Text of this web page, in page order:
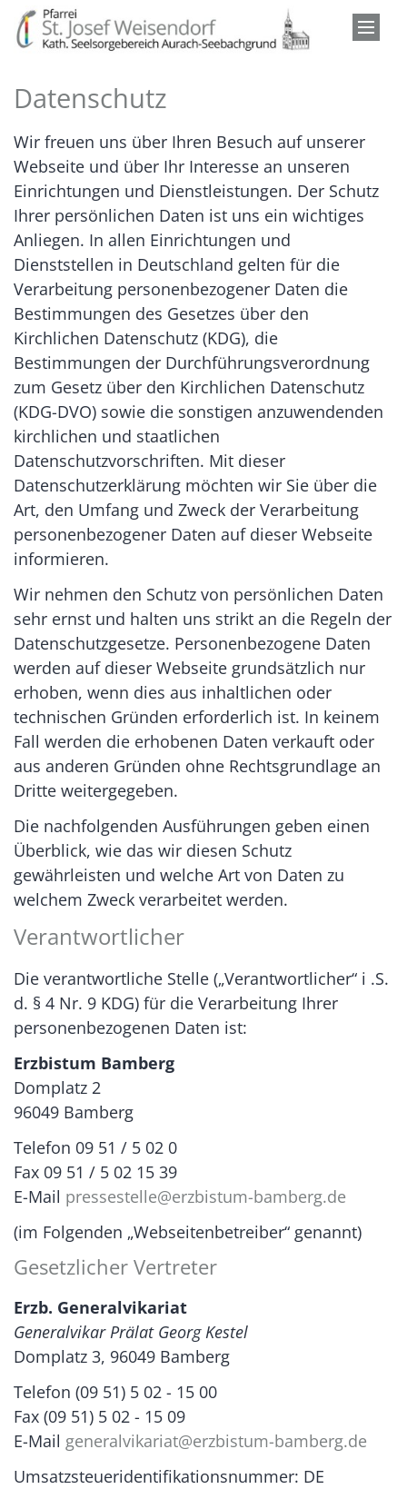
Zum Inhalt springen
Datenschutz
Wir freuen uns über Ihren Besuch auf unserer
Webseite und über Ihr Interesse an unseren
Einrichtungen und Dienstleistungen. Der Schutz
Ihrer persönlichen Daten ist uns ein wichtiges
Anliegen. In allen Einrichtungen und
Dienststellen in Deutschland gelten für die
Verarbeitung personenbezogener Daten die
Bestimmungen des Gesetzes über den
Kirchlichen Datenschutz (KDG), die
Bestimmungen der Durchführungsverordnung
zum Gesetz über den Kirchlichen Datenschutz
(KDG-DVO) sowie die sonstigen anzuwendenden
kirchlichen und staatlichen
Datenschutzvorschriften. Mit dieser
Datenschutzerklärung möchten wir Sie über die
Art, den Umfang und Zweck der Verarbeitung
personenbezogener Daten auf dieser Webseite
informieren.
Wir nehmen den Schutz von persönlichen Daten
sehr ernst und halten uns strikt an die Regeln der
Datenschutzgesetze. Personenbezogene Daten
werden auf dieser Webseite grundsätzlich nur
erhoben, wenn dies aus inhaltlichen oder
technischen Gründen erforderlich ist. In keinem
Fall werden die erhobenen Daten verkauft oder
aus anderen Gründen ohne Rechtsgrundlage an
Dritte weitergegeben.
Die nachfolgenden Ausführungen geben einen
Überblick, wie das wir diesen Schutz
gewährleisten und welche Art von Daten zu
welchem Zweck verarbeitet werden.
Verantwortlicher
Die verantwortliche Stelle („Verantwortlicher“ i .S.
d. § 4 Nr. 9 KDG) für die Verarbeitung Ihrer
personenbezogenen Daten ist:
Erzbistum Bamberg
Domplatz 2
96049 Bamberg
Telefon 09 51 / 5 02 0
Fax 09 51 / 5 02 15 39
E-Mail pressestelle@erzbistum-bamberg.de
(im Folgenden „Webseitenbetreiber“ genannt)
Gesetzlicher Vertreter
Erzb. Generalvikariat
Generalvikar Prälat Georg Kestel
Domplatz 3, 96049 Bamberg
Telefon (09 51) 5 02 - 15 00
Fax (09 51) 5 02 - 15 09
E-Mail generalvikariat@erzbistum-bamberg.de
Umsatzsteueridentifikationsnummer: DE